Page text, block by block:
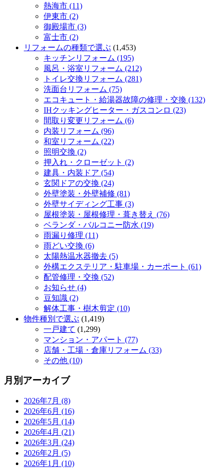
熱海市 (11)
伊東市 (2)
御殿場市 (3)
富士市 (2)
リフォームの種類で選ぶ (1,453)
キッチンリフォーム (195)
風呂・浴室リフォーム (212)
トイレ交換リフォーム (281)
洗面台リフォーム (75)
エコキュート・給湯器故障の修理・交換 (132)
IHクッキングヒーター・ガスコンロ (23)
間取り変更リフォーム (6)
内装リフォーム (96)
和室リフォーム (22)
照明交換 (2)
押入れ・クローゼット (2)
建具・内装ドア (54)
玄関ドアの交換 (24)
外壁塗装・外壁補修 (81)
外壁サイディング工事 (3)
屋根塗装・屋根修理・葺き替え (76)
ベランダ・バルコニー防水 (19)
雨漏り修理 (11)
雨どい交換 (6)
太陽熱温水器撤去 (5)
外構エクステリア・駐車場・カーポート (61)
配管修理・交換 (52)
お知らせ (4)
豆知識 (2)
解体工事・樹木剪定 (10)
物件種別で選ぶ (1,419)
一戸建て (1,299)
マンション・アパート (77)
店舗・工場・倉庫リフォーム (33)
その他 (10)
月別アーカイブ
2026年7月 (8)
2026年6月 (16)
2026年5月 (14)
2026年4月 (21)
2026年3月 (24)
2026年2月 (5)
2026年1月 (10)